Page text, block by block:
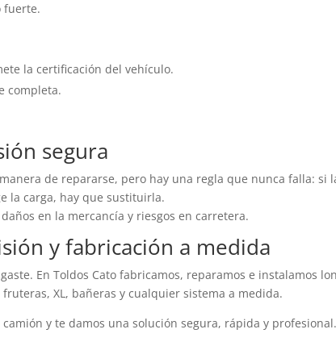
fuerte.
la certificación del vehículo.
completa.
segura
de repararse, pero hay una regla que nunca falla: si
la carga, hay que sustituirla.
en la mercancía y riesgos en carretera.
y fabricación a medida
En Toldos Cato fabricamos, reparamos e instalamos
XL, bañeras y cualquier sistema a medida.
y te damos una solución segura, rápida y